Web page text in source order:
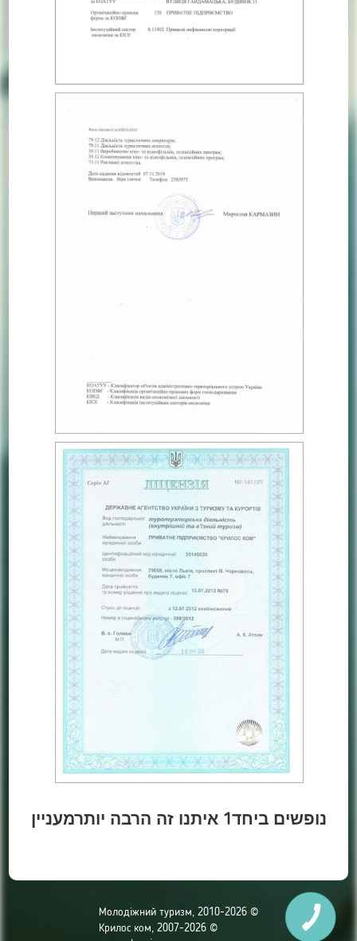
נופשים ביחד1 איתנו זה הרבה יותרמעניין
© Молодіжний туризм, 2010-2026
© Крилос ком, 2007-2026